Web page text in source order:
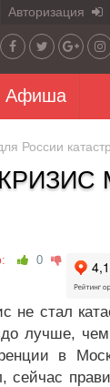
Авторизация
Афиша
России
0
не стал
лучше,
в
сейчас